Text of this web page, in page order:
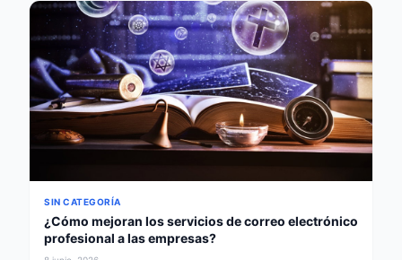
SIN CATEGORÍA
¿Cómo mejoran los servicios de correo electrónico
profesional a las empresas?